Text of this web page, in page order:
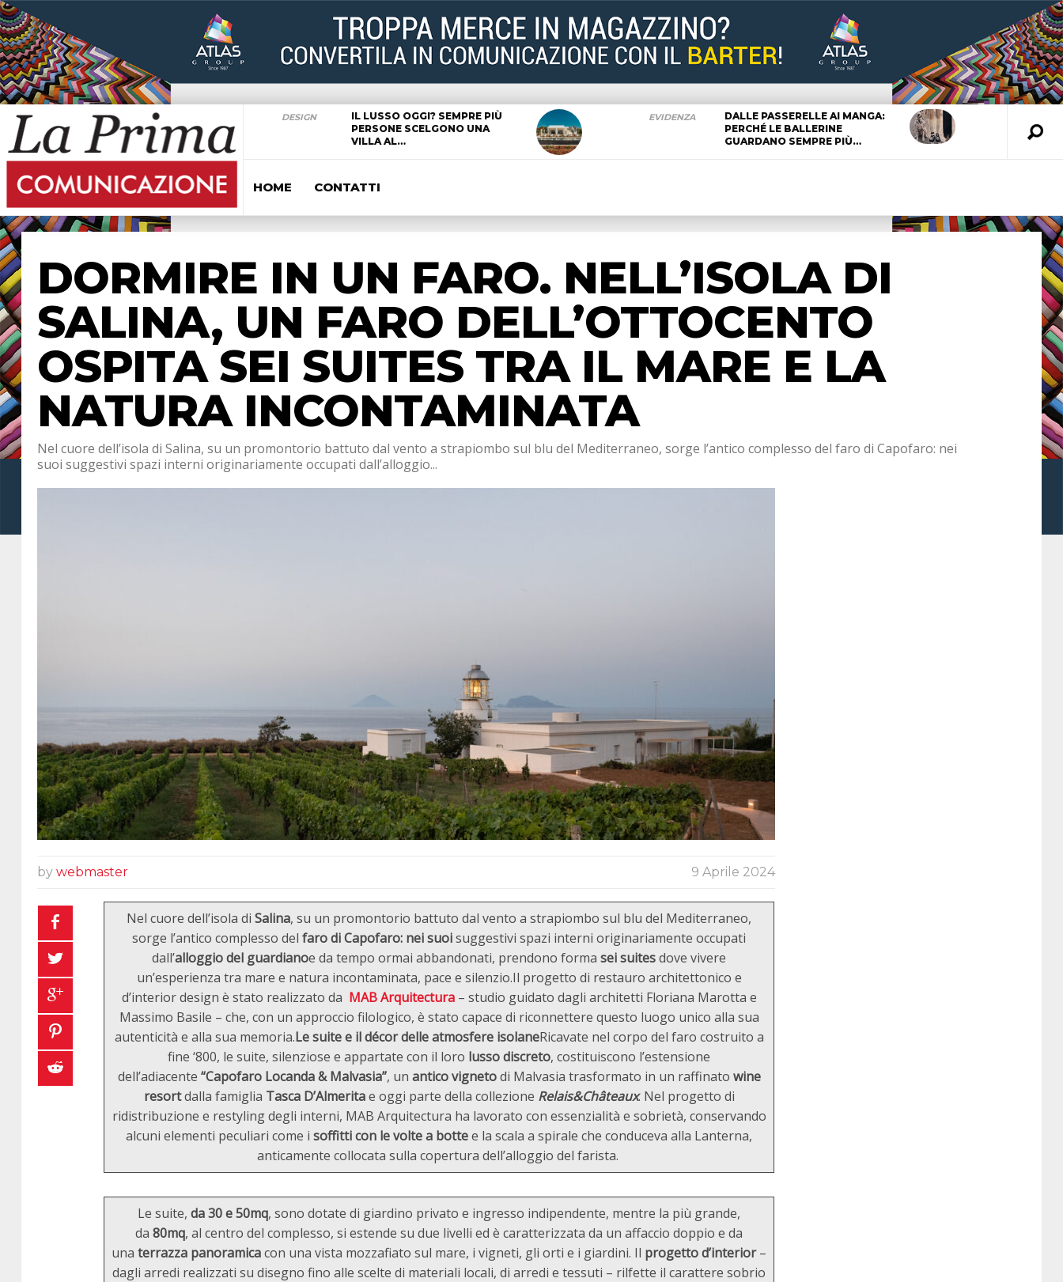
DESIGN
IL LUSSO OGGI? SEMPRE PIÙ
PERSONE SCELGONO UNA
VILLA AL…
EVIDENZA
DALLE PASSERELLE AI MANGA:
PERCHÉ LE BALLERINE
GUARDANO SEMPRE PIÙ…
HOME CONTATTI
DORMIRE IN UN FARO. NELL’ISOLA DI
SALINA, UN FARO DELL’OTTOCENTO
OSPITA SEI SUITES TRA IL MARE E LA
NATURA INCONTAMINATA
Nel cuore dell’isola di Salina, su un promontorio battuto dal vento a strapiombo sul blu del Mediterraneo, sorge l’antico complesso del faro di Capofaro: nei
suoi suggestivi spazi interni originariamente occupati dall’alloggio...
by webmaster 9 Aprile 2024
Nel cuore dell’isola di Salina, su un promontorio battuto dal vento a strapiombo sul blu del Mediterraneo,
sorge l’antico complesso del faro di Capofaro: nei suoisuggestivi spazi interni originariamente occupati
dall’alloggio del guardianoe da tempo ormai abbandonati, prendono forma sei suitesdove vivere
un’esperienza tra mare e natura incontaminata, pace e silenzio.Il progetto di restauro architettonico e
d’interior design è stato realizzato da MAB Arquitectura– studio guidato dagli architetti Floriana Marotta e
Massimo Basile – che, con un approccio filologico, è stato capace di riconnettere questo luogo unico alla sua
autenticità e alla sua memoria.Le suite e il décor delle atmosfere isolaneRicavate nel corpo del faro costruito a
fine ‘800, le suite, silenziose e appartate con il loro lusso discreto, costituiscono l’estensione
dell’adiacente “Capofaro Locanda & Malvasia”, un antico vignetodi Malvasia trasformato in un raffinato wine
resortdalla famiglia Tasca D’Almeritae oggi parte della collezione Relais&Châteaux. Nel progetto di
ridistribuzione e restyling degli interni, MAB Arquitectura ha lavorato con essenzialità e sobrietà, conservando
alcuni elementi peculiari come i soffitti con le volte a bottee la scala a spirale che conduceva alla Lanterna,
anticamente collocata sulla copertura dell’alloggio del farista.
Le suite, da 30 e 50mq, sono dotate di giardino privato e ingresso indipendente, mentre la più grande,
da 80mq, al centro del complesso, si estende su due livelli ed è caratterizzata da un affaccio doppio e da
una terrazza panoramicacon una vista mozzafiato sul mare, i vigneti, gli orti e i giardini. Il progetto d’interior–
dagli arredi realizzati su disegno fino alle scelte di materiali locali, di arredi e tessuti – rilfette il carattere sobrio